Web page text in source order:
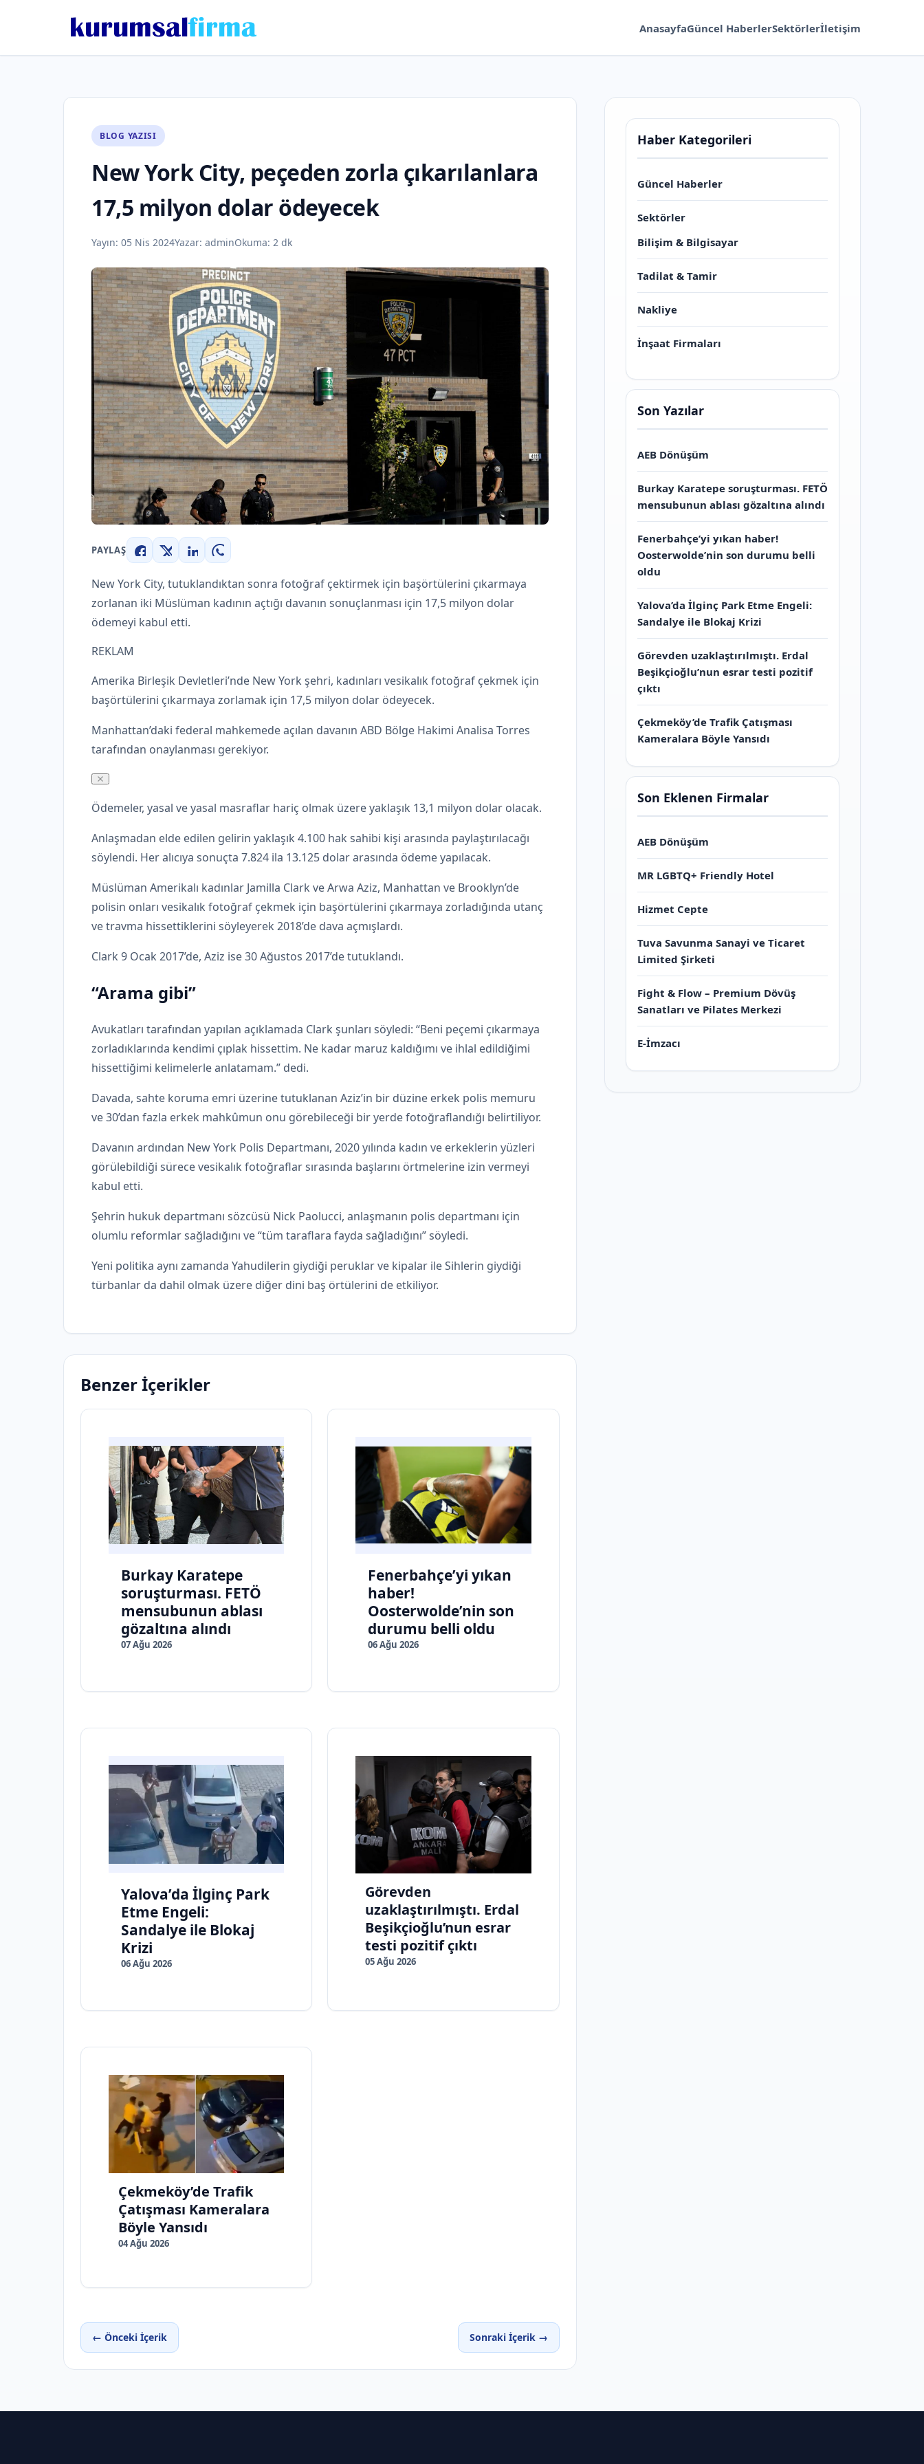
AnasayfaGüncel HaberlerSektörlerİletişim
BLOG YAZISI
New York City, peçeden zorla çıkarılanlara
17,5 milyon dolar ödeyecek
Yayın: 05 Nis 2024Yazar: adminOkuma: 2 dk
PAYLAŞ
Facebook
X LinkedInWhatsApp
New York City, tutuklandıktan sonra fotoğraf çektirmek için başörtülerini çıkarmaya
zorlanan iki Müslüman kadının açtığı davanın sonuçlanması için 17,5 milyon dolar
ödemeyi kabul etti.
REKLAM
Amerika Birleşik Devletleri’nde New York şehri, kadınları vesikalık fotoğraf çekmek için
başörtülerini çıkarmaya zorlamak için 17,5 milyon dolar ödeyecek.
Manhattan’daki federal mahkemede açılan davanın ABD Bölge Hakimi Analisa Torres
tarafından onaylanması gerekiyor.
Ödemeler, yasal ve yasal masraflar hariç olmak üzere yaklaşık 13,1 milyon dolar olacak.
Anlaşmadan elde edilen gelirin yaklaşık 4.100 hak sahibi kişi arasında paylaştırılacağı
söylendi. Her alıcıya sonuçta 7.824 ila 13.125 dolar arasında ödeme yapılacak.
Müslüman Amerikalı kadınlar Jamilla Clark ve Arwa Aziz, Manhattan ve Brooklyn’de
polisin onları vesikalık fotoğraf çekmek için başörtülerini çıkarmaya zorladığında utanç
ve travma hissettiklerini söyleyerek 2018’de dava açmışlardı.
Clark 9 Ocak 2017’de, Aziz ise 30 Ağustos 2017’de tutuklandı.
“Arama gibi”
Avukatları tarafından yapılan açıklamada Clark şunları söyledi: “Beni peçemi çıkarmaya
zorladıklarında kendimi çıplak hissettim. Ne kadar maruz kaldığımı ve ihlal edildiğimi
hissettiğimi kelimelerle anlatamam.” dedi.
Davada, sahte koruma emri üzerine tutuklanan Aziz’in bir düzine erkek polis memuru
ve 30’dan fazla erkek mahkûmun onu görebileceği bir yerde fotoğraflandığı belirtiliyor.
Davanın ardından New York Polis Departmanı, 2020 yılında kadın ve erkeklerin yüzleri
görülebildiği sürece vesikalık fotoğraflar sırasında başlarını örtmelerine izin vermeyi
kabul etti.
Şehrin hukuk departmanı sözcüsü Nick Paolucci, anlaşmanın polis departmanı için
olumlu reformlar sağladığını ve “tüm taraflara fayda sağladığını” söyledi.
Yeni politika aynı zamanda Yahudilerin giydiği peruklar ve kipalar ile Sihlerin giydiği
türbanlar da dahil olmak üzere diğer dini baş örtülerini de etkiliyor.
Benzer İçerikler
Burkay Karatepe
soruşturması. FETÖ
mensubunun ablası
gözaltına alındı
07 Ağu 2026
Fenerbahçe’yi yıkan
haber!
Oosterwolde’nin son
durumu belli oldu
06 Ağu 2026
Yalova’da İlginç Park
Etme Engeli:
Sandalye ile Blokaj
Krizi
06 Ağu 2026
Görevden
uzaklaştırılmıştı. Erdal
Beşikçioğlu’nun esrar
testi pozitif çıktı
05 Ağu 2026
Çekmeköy’de Trafik
Çatışması Kameralara
Böyle Yansıdı
04 Ağu 2026
← Önceki İçerik Sonraki İçerik →
Haber Kategorileri
Güncel Haberler
Sektörler
Bilişim & Bilgisayar
Tadilat & Tamir
Nakliye
İnşaat Firmaları
Son Yazılar
AEB Dönüşüm
Burkay Karatepe soruşturması. FETÖ
mensubunun ablası gözaltına alındı
Fenerbahçe’yi yıkan haber!
Oosterwolde’nin son durumu belli
oldu
Yalova’da İlginç Park Etme Engeli:
Sandalye ile Blokaj Krizi
Görevden uzaklaştırılmıştı. Erdal
Beşikçioğlu’nun esrar testi pozitif
çıktı
Çekmeköy’de Trafik Çatışması
Kameralara Böyle Yansıdı
Son Eklenen Firmalar
AEB Dönüşüm
MR LGBTQ+ Friendly Hotel
Hizmet Cepte
Tuva Savunma Sanayi ve Ticaret
Limited Şirketi
Fight & Flow – Premium Dövüş
Sanatları ve Pilates Merkezi
E-İmzacı